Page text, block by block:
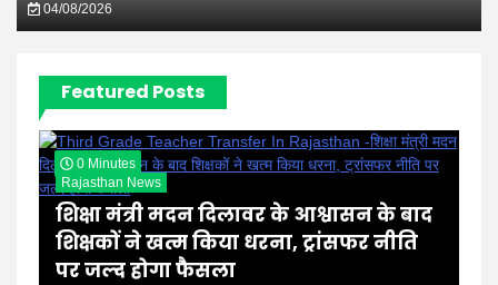
04/08/2026
Featured Posts
0 Minutes
Rajasthan News
शिक्षा मंत्री मदन दिलावर के आश्वासन के बाद
शिक्षकों ने खत्म किया धरना, ट्रांसफर नीति
पर जल्द होगा फैसला